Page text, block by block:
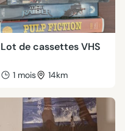
Lot de cassettes VHS
1 mois 14km